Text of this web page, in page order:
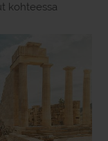
kohteessa